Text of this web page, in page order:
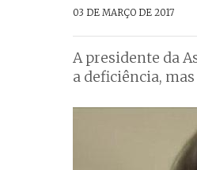
03 DE MARÇO DE 2017
A presidente da
a deficiência,